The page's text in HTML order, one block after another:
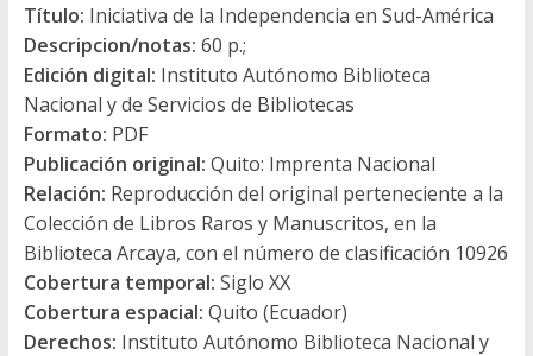
Título: Iniciativa de la Independencia en Sud-América
Descripcion/notas: 60 p.;
Edición digital: Instituto Autónomo Biblioteca
Nacional y de Servicios de Bibliotecas
Formato: PDF
Publicación original: Quito: Imprenta Nacional
Relación: Reproducción del original perteneciente a la
Colección de Libros Raros y Manuscritos, en la
Biblioteca Arcaya, con el número de clasificación 10926
Cobertura temporal: Siglo XX
Cobertura espacial: Quito (Ecuador)
Derechos: Instituto Autónomo Biblioteca Nacional y